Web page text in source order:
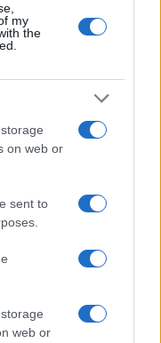
my
the
on web or
sent to
web or
primas